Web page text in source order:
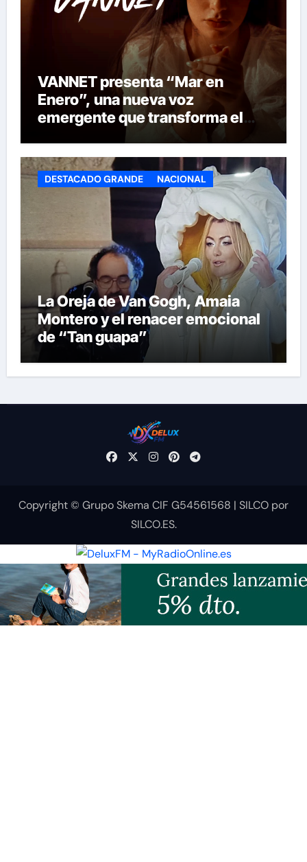
VANNET presenta “Mar en
Enero”, una nueva voz
emergente que transforma el
DESTACADO GRANDE NACIONAL
La Oreja de Van Gogh, Amaia
Montero y el renacer emocional
de “Tan guapa”
Copyright © Grupo Skema CIF G54561568 | SILCO por
SILCO.ES.